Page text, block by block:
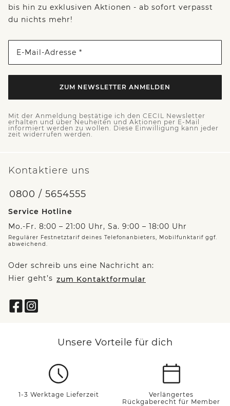
bis hin zu exklusiven Aktionen - ab sofort verpasst
du nichts mehr!
E-Mail-Adresse *
ZUM NEWSLETTER ANMELDEN
Mit der Anmeldung bestätige ich den CECIL Newsletter
erhalten und über Neuheiten und Aktionen per E-Mail
informiert werden zu wollen. Diese Einwilligung kann jeder
zeit widerrufen werden.
Kontaktiere uns
0800 / 5654555
Service Hotline
Mo.-Fr. 8:00 – 21:00 Uhr, Sa. 9:00 – 18:00 Uhr
Regulärer Festnetztarif deines Telefonanbieters, Mobilfunktarif ggf.
abweichend.
Oder schreib uns eine Nachricht an:
Hier geht’s zum Kontaktformular
Unsere Vorteile für dich
1-3 Werktage Lieferzeit
Verlängertes
Rückgaberecht für Member